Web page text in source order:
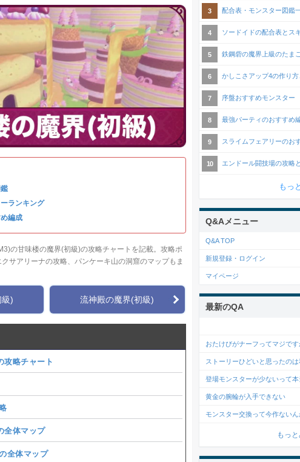
ランキング
編成
の甘味楼の魔界(初級)の攻略チャートを記載。攻略ポ
サアリーナの攻略、パンケーキ山の洞窟のマップもま
) 流神殿の魔界(初級)
攻略チャート
全体マップ
全体マップ
配合表・モンスター図鑑
ソードイドの配合表とス
鉄鋼砦の魔界上級のたま
かしこさアップ4の作り
序盤おすすめモンスター
最強パーティのおすすめ
スライムフェアリーのお
エンドール闘技場の攻略
もっ
Q&Aメニュー
Q&A TOP
新規登録・ログイン
マイページ
最新のQA
おたけびがナーフってマジです
ストーリーひどいと思ったの
登場モンスターが少ないって本
黄金の腕輪が入手できない
モンスター交換って今作ないん
もっ